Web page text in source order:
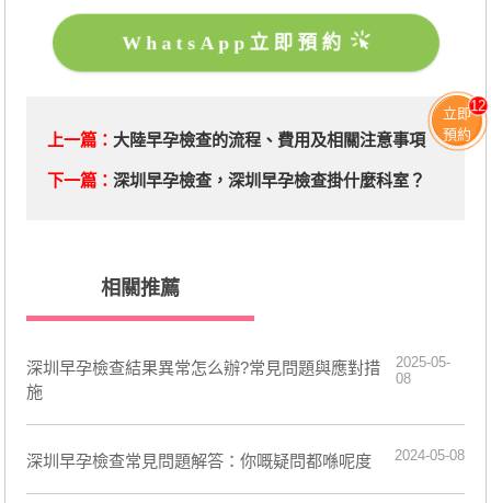
WhatsApp立即預約
上一篇： 大陸早孕檢查的流程、費用及相關注意事項
下一篇： ​深圳早孕檢查，深圳早孕檢查掛什麼科室？
相關推薦
深圳早孕檢查結果異常怎么辦?常見問題與應對措
施
2025-05-
08
深圳早孕檢查常見問題解答：你嘅疑問都喺呢度 2024-05-08
立即
預約
12